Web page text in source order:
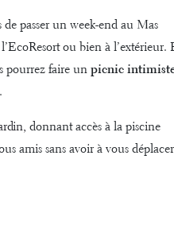
passer un week-end au Mas
ou bien à l’extérieur.
pourrez faire un picnic
donnant accès à la piscine
amis sans avoir à vous